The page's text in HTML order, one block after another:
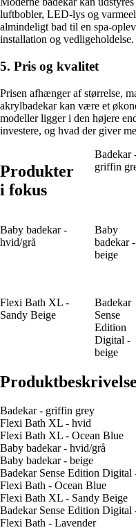
luftbobler, LED-lys og
almindeligt bad til en spa-
installation og vedligeholdelse.
5. Pris og kvalitet
Prisen afhænger af størrelse,
akrylbadekar kan være et
modeller ligger i den højere
investere, og hvad der giver
Produkter
i fokus
Badekar
griffin
Baby badekar -
hvid/grå
Baby
badekar -
beige
Flexi Bath XL -
Sandy Beige
Badekar
Sense
Edition
Digital -
beige
Badekar - griffin grey
Flexi Bath XL - hvid
Flexi Bath XL - Ocean Blue
Baby badekar - hvid/grå
Baby badekar - beige
Badekar Sense Edition Digital
Flexi Bath - Ocean Blue
Flexi Bath XL - Sandy Beige
Badekar Sense Edition Digital
Flexi Bath - Lavender